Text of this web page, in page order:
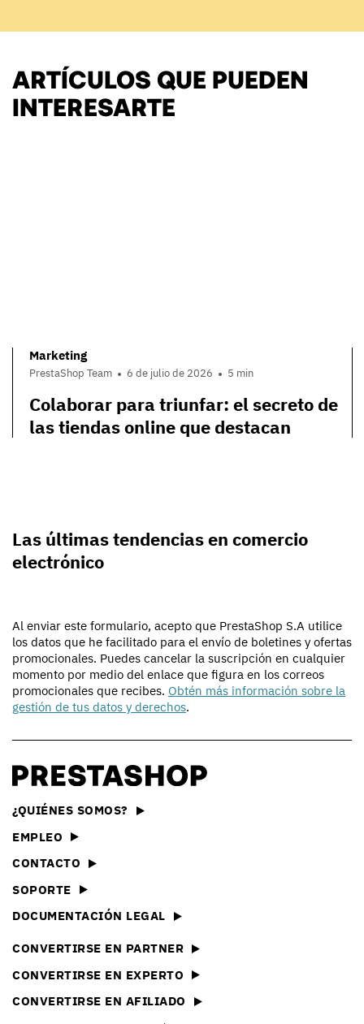
ARTÍCULOS QUE PUEDEN
INTERESARTE
Marketing
PrestaShop Team 6 de julio de 2026 5 min
Colaborar para triunfar: el secreto de
las tiendas online que destacan
Las últimas tendencias en comercio
electrónico
Al enviar este formulario, acepto que PrestaShop S.A utilice
los datos que he facilitado para el envío de boletines y ofertas
promocionales. Puedes cancelar la suscripción en cualquier
momento por medio del enlace que figura en los correos
promocionales que recibes. Obtén más información sobre la
gestión de tus datos y derechos.
¿QUIÉNES SOMOS?
EMPLEO
CONTACTO
SOPORTE
DOCUMENTACIÓN LEGAL
CONVERTIRSE EN PARTNER
CONVERTIRSE EN EXPERTO
CONVERTIRSE EN AFILIADO